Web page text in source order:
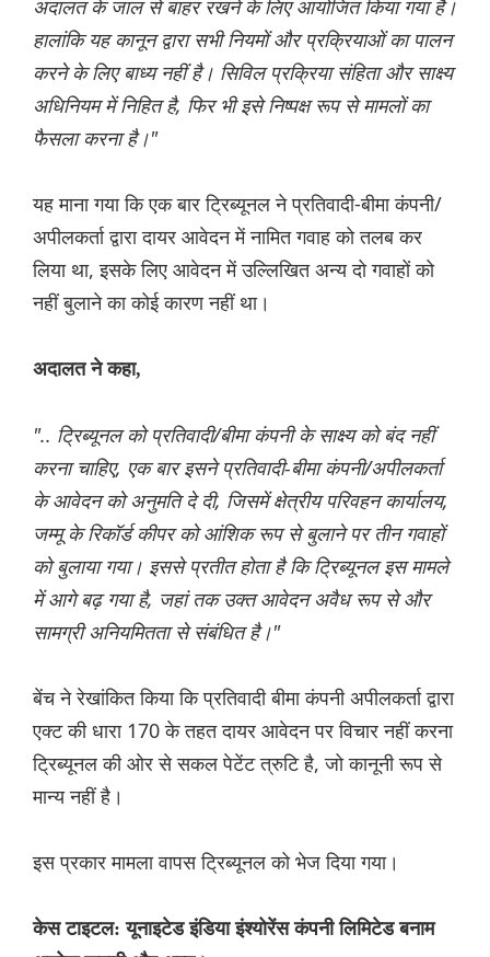
अदालत के जाल से बाहर रखने के लिए आयोजित किया गया है।
हालांकि यह कानून द्वारा सभी नियमों और प्रक्रियाओं का पालन
करने के लिए बाध्य नहीं है। सिविल प्रक्रिया संहिता और साक्ष्य
अधिनियम में निहित है, फिर भी इसे निष्पक्ष रूप से मामलों का
फैसला करना है।"
यह माना गया कि एक बार ट्रिब्यूनल ने प्रतिवादी-बीमा कंपनी/
अपीलकर्ता द्वारा दायर आवेदन में नामित गवाह को तलब कर
लिया था, इसके लिए आवेदन में उल्लिखित अन्य दो गवाहों को
नहीं बुलाने का कोई कारण नहीं था।
अदालत ने कहा,
".. ट्रिब्यूनल को प्रतिवादी/बीमा कंपनी के साक्ष्य को बंद नहीं
करना चाहिए, एक बार इसने प्रतिवादी-बीमा कंपनी/अपीलकर्ता
के आवेदन को अनुमति दे दी, जिसमें क्षेत्रीय परिवहन कार्यालय,
जम्मू के रिकॉर्ड कीपर को आंशिक रूप से बुलाने पर तीन गवाहों
को बुलाया गया। इससे प्रतीत होता है कि ट्रिब्यूनल इस मामले
में आगे बढ़ गया है, जहां तक ​​उक्त आवेदन अवैध रूप से और
सामग्री अनियमितता से संबंधित है।"
बेंच ने रेखांकित किया कि प्रतिवादी बीमा कंपनी अपीलकर्ता द्वारा
एक्ट की धारा 170 के तहत दायर आवेदन पर विचार नहीं करना
ट्रिब्यूनल की ओर से सकल पेटेंट त्रुटि है, जो कानूनी रूप से
मान्य नहीं है।
इस प्रकार मामला वापस ट्रिब्यूनल को भेज दिया गया।
केस टाइटल: यूनाइटेड इंडिया इंश्योरेंस कंपनी लिमिटेड बनाम